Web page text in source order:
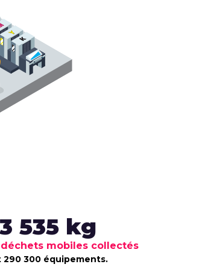
535 kg
mobiles collectés
290 300 équipements.